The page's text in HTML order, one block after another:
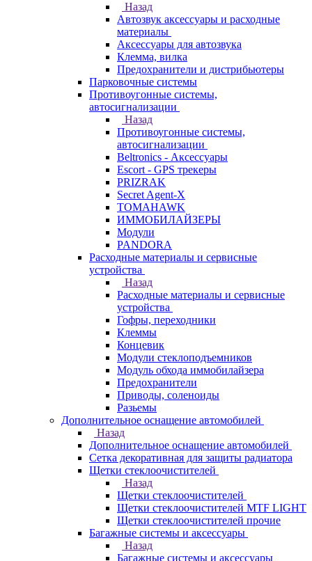
Назад
Автозвук аксессуары и расходные
материалы
Аксессуары для автозвука
Клемма, вилка
Предохранители и дистрибьютеры
Парковочные системы
Противоугонные системы,
автосигнализации
Назад
Противоугонные системы,
автосигнализации
Beltronics - Аксессуары
Escort - GPS трекеры
PRIZRAK
Secret Agent-X
TOMAHAWK
ИММОБИЛАЙЗЕРЫ
Модули
PANDORA
Расходные материалы и сервисные
устройства
Назад
Расходные материалы и сервисные
устройства
Гофры, переходники
Клеммы
Концевик
Модули стеклоподъемников
Модуль обхода иммобилайзера
Предохранители
Приводы, соленоиды
Разьемы
Дополнительное оснащение автомобилей
Назад
Дополнительное оснащение автомобилей
Сетка декоративная для защиты радиатора
Щетки стеклоочистителей
Назад
Щетки стеклоочистителей
Щетки стеклоочистителей MTF LIGHT
Щетки стеклоочистителей прочие
Багажные системы и аксессуары
Назад
Багажные системы и аксессуары